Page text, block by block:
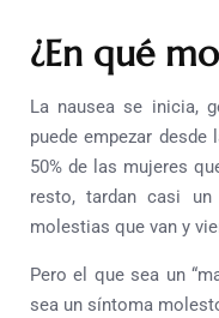
¿En qué
La nausea se inicia,
puede empezar
50% de las mujeres
resto, tardan casi
molestias que van y
Pero el que sea un
sea un síntoma